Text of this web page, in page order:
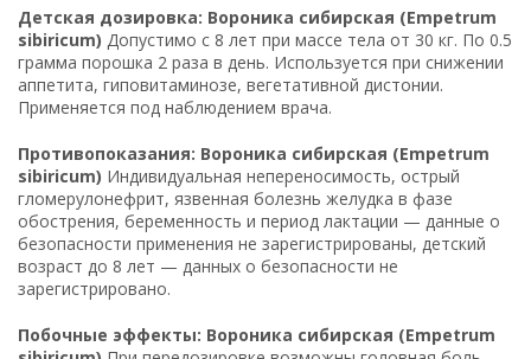
Детская дозировка: Вороника сибирская (Empetrum
sibiricum) Допустимо с 8 лет при массе тела от 30 кг. По 0.5
грамма порошка 2 раза в день. Используется при снижении
аппетита, гиповитаминозе, вегетативной дистонии.
Применяется под наблюдением врача.
Противопоказания: Вороника сибирская (Empetrum
sibiricum) Индивидуальная непереносимость, острый
гломерулонефрит, язвенная болезнь желудка в фазе
обострения, беременность и период лактации — данные о
безопасности применения не зарегистрированы, детский
возраст до 8 лет — данных о безопасности не
зарегистрировано.
Побочные эффекты: Вороника сибирская (Empetrum